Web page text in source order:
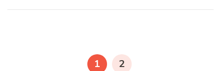
СТРАНИЦА
1 СТРАНИЦА
2